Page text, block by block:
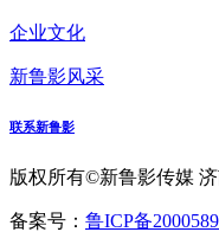
企业文化
新鲁影风采
联系新鲁影
版权所有©新鲁影传媒
备案号： 鲁ICP备